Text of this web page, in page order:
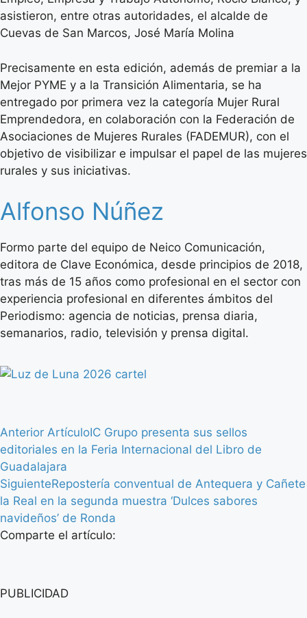
asistieron, entre otras autoridades, el alcalde de
Cuevas de San Marcos, José María Molina
Precisamente en esta edición, además de premiar a la
Mejor PYME y a la Transición Alimentaria, se ha
entregado por primera vez la categoría Mujer Rural
Emprendedora, en colaboración con la Federación de
Asociaciones de Mujeres Rurales (FADEMUR), con el
objetivo de visibilizar e impulsar el papel de las mujeres
rurales y sus iniciativas.
Alfonso Núñez
Formo parte del equipo de Neico Comunicación,
editora de Clave Económica, desde principios de 2018,
tras más de 15 años como profesional en el sector con
experiencia profesional en diferentes ámbitos del
Periodismo: agencia de noticias, prensa diaria,
semanarios, radio, televisión y prensa digital.
Anterior ArtículoIC Grupo presenta sus sellos
editoriales en la Feria Internacional del Libro de
Guadalajara
SiguienteRepostería conventual de Antequera y Cañete
la Real en la segunda muestra ‘Dulces sabores
navideños’ de Ronda
Comparte el artículo:
PUBLICIDAD